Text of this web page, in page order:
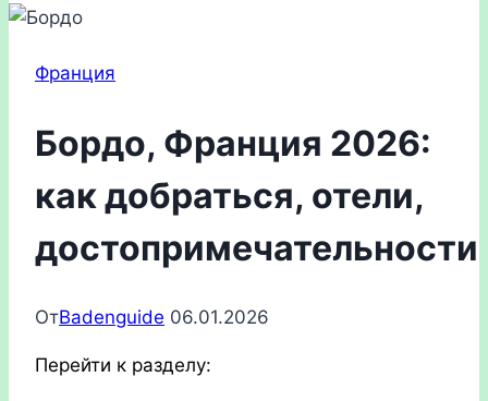
Франция
Бордо, Франция 2026:
как добраться, отели,
достопримечательности
ОтBadenguide 06.01.2026
Перейти к разделу: